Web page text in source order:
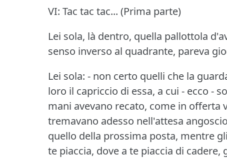
VI: Tac tac tac... (Prima parte)
Lei sola, là dentro, quella pallottola
senso inverso al quadrante, pareva
Lei sola: - non certo quelli che la
loro il capriccio di essa, a cui - ecco -
mani avevano recato, come in offerta
tremavano adesso nell'attesa
quello della prossima posta, mentre
te piaccia, dove a te piaccia di